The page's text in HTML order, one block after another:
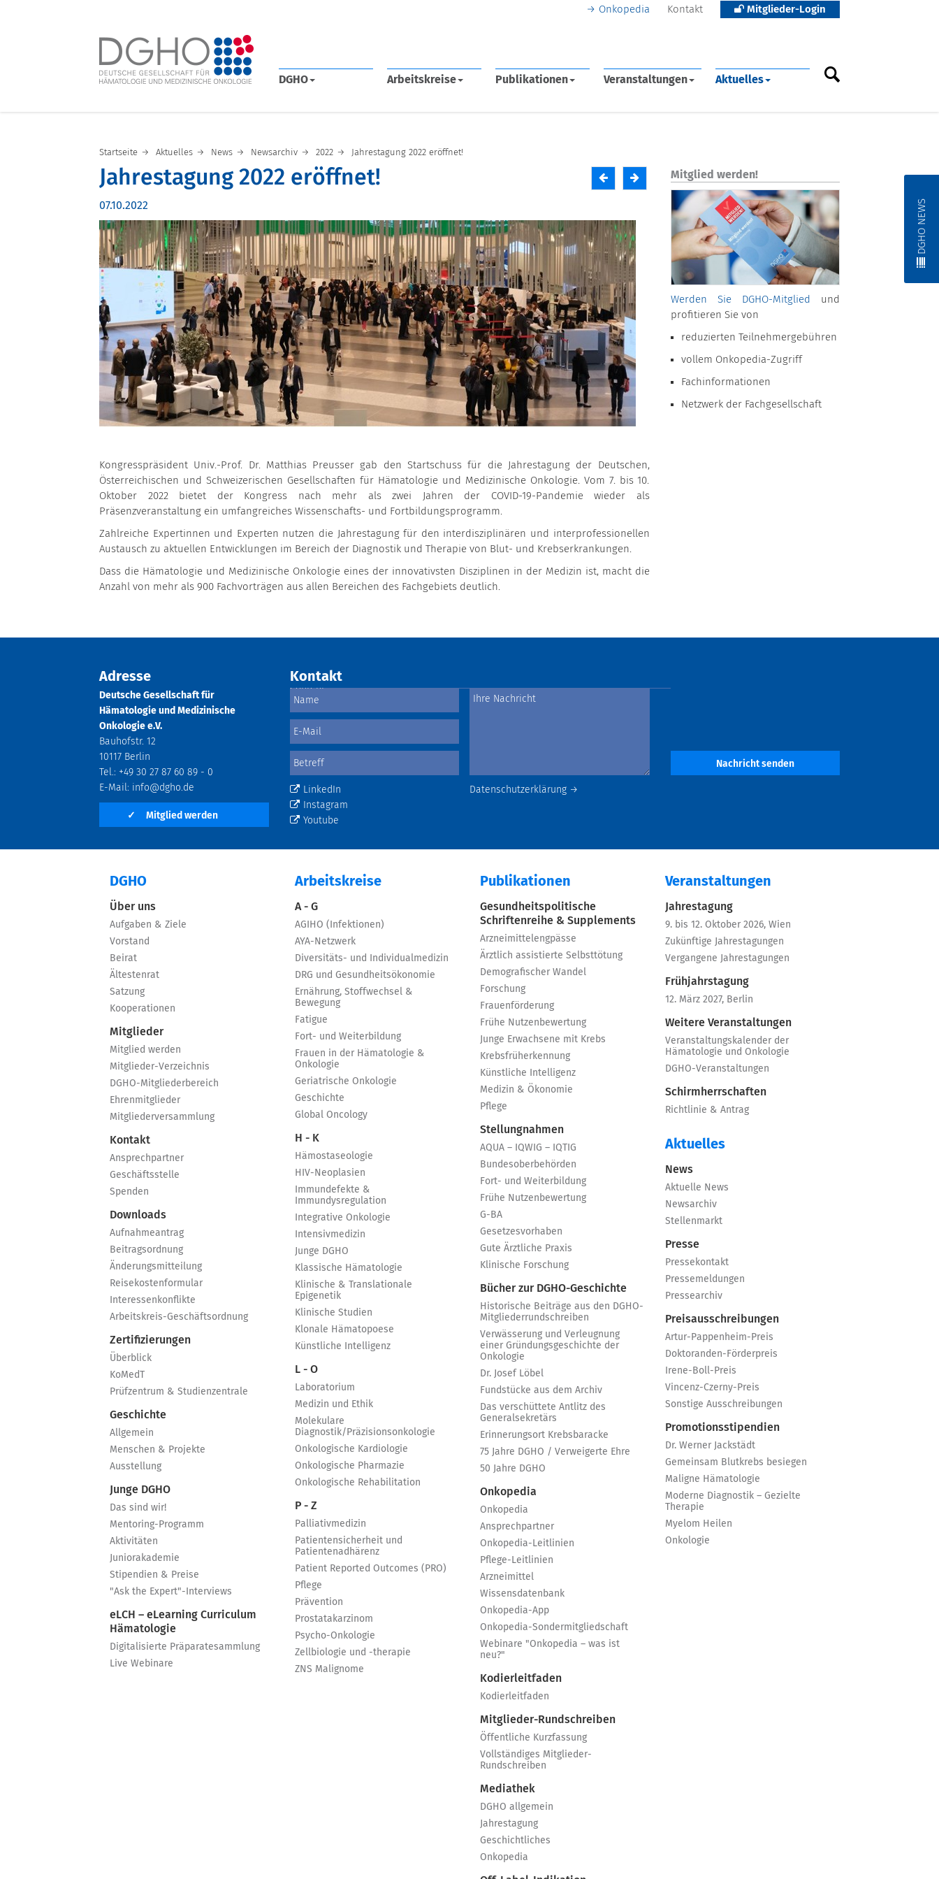
Onkopedia Kontakt Mitglieder-Login
DGHO Arbeitskreise Publikationen Veranstaltungen Aktuelles
DGHO NEWS
Startseite Aktuelles News Newsarchiv 2022 Jahrestagung 2022 eröffnet!
Jahrestagung 2022 eröffnet!
07.10.2022
Kongresspräsident Univ.-Prof. Dr. Matthias Preusser gab den Startschuss für die Jahrestagung der Deutschen,
Österreichischen und Schweizerischen Gesellschaften für Hämatologie und Medizinische Onkologie. Vom 7. bis 10.
Oktober 2022 bietet der Kongress nach mehr als zwei Jahren der COVID-19-Pandemie wieder als
Präsenzveranstaltung ein umfangreiches Wissenschafts- und Fortbildungsprogramm.
Zahlreiche Expertinnen und Experten nutzen die Jahrestagung für den interdisziplinären und interprofessionellen
Austausch zu aktuellen Entwicklungen im Bereich der Diagnostik und Therapie von Blut- und Krebserkrankungen.
Dass die Hämatologie und Medizinische Onkologie eines der innovativsten Disziplinen in der Medizin ist, macht die
Anzahl von mehr als 900 Fachvorträgen aus allen Bereichen des Fachgebiets deutlich.
Mitglied werden!
Werden Sie DGHO-Mitglied
und
profitieren Sie von
reduzierten Teilnehmergebühren
vollem Onkopedia-Zugriff
Fachinformationen
Netzwerk der Fachgesellschaft
Adresse
Deutsche Gesellschaft für
Hämatologie und Medizinische
Onkologie e.V.
Bauhofstr. 12
10117 Berlin
Tel.: +49 30 27 87 60 89 - 0
E-Mail: info@dgho.de
✓ Mitglied werden
Kontakt
Datenschutzerklärung →
LinkedIn
Instagram
Youtube
Nachricht senden
DGHO
Über uns
Aufgaben & Ziele
Vorstand
Beirat
Ältestenrat
Satzung
Kooperationen
Mitglieder
Mitglied werden
Mitglieder-Verzeichnis
DGHO-Mitgliederbereich
Ehrenmitglieder
Mitgliederversammlung
Kontakt
Ansprechpartner
Geschäftsstelle
Spenden
Downloads
Aufnahmeantrag
Beitragsordnung
Änderungsmitteilung
Reisekostenformular
Interessenkonflikte
Arbeitskreis-Geschäftsordnung
Zertifizierungen
Überblick
KoMedT
Prüfzentrum & Studienzentrale
Geschichte
Allgemein
Menschen & Projekte
Ausstellung
Junge DGHO
Das sind wir!
Mentoring-Programm
Aktivitäten
Juniorakademie
Stipendien & Preise
"Ask the Expert"-Interviews
eLCH – eLearning Curriculum
Hämatologie
Digitalisierte Präparatesammlung
Live Webinare
Arbeitskreise
A - G
AGIHO (Infektionen)
AYA-Netzwerk
Diversitäts- und Individualmedizin
DRG und Gesundheitsökonomie
Ernährung, Stoffwechsel &
Bewegung
Fatigue
Fort- und Weiterbildung
Frauen in der Hämatologie &
Onkologie
Geriatrische Onkologie
Geschichte
Global Oncology
H - K
Hämostaseologie
HIV-Neoplasien
Immundefekte &
Immundysregulation
Integrative Onkologie
Intensivmedizin
Junge DGHO
Klassische Hämatologie
Klinische & Translationale
Epigenetik
Klinische Studien
Klonale Hämatopoese
Künstliche Intelligenz
L - O
Laboratorium
Medizin und Ethik
Molekulare
Diagnostik/Präzisionsonkologie
Onkologische Kardiologie
Onkologische Pharmazie
Onkologische Rehabilitation
P - Z
Palliativmedizin
Patientensicherheit und
Patientenadhärenz
Patient Reported Outcomes (PRO)
Pflege
Prävention
Prostatakarzinom
Psycho-Onkologie
Zellbiologie und -therapie
ZNS Malignome
Publikationen
Gesundheitspolitische
Schriftenreihe & Supplements
Arzneimittelengpässe
Ärztlich assistierte Selbsttötung
Demografischer Wandel
Forschung
Frauenförderung
Frühe Nutzenbewertung
Junge Erwachsene mit Krebs
Krebsfrüherkennung
Künstliche Intelligenz
Medizin & Ökonomie
Pflege
Stellungnahmen
AQUA – IQWIG – IQTIG
Bundesoberbehörden
Fort- und Weiterbildung
Frühe Nutzenbewertung
G-BA
Gesetzesvorhaben
Gute Ärztliche Praxis
Klinische Forschung
Bücher zur DGHO-Geschichte
Historische Beiträge aus den DGHO-
Mitgliederrundschreiben
Verwässerung und Verleugnung
einer Gründungsgeschichte der
Onkologie
Dr. Josef Löbel
Fundstücke aus dem Archiv
Das verschüttete Antlitz des
Generalsekretärs
Erinnerungsort Krebsbaracke
75 Jahre DGHO / Verweigerte Ehre
50 Jahre DGHO
Onkopedia
Onkopedia
Ansprechpartner
Onkopedia-Leitlinien
Pflege-Leitlinien
Arzneimittel
Wissensdatenbank
Onkopedia-App
Onkopedia-Sondermitgliedschaft
Webinare "Onkopedia – was ist
neu?"
Kodierleitfaden
Kodierleitfaden
Mitglieder-Rundschreiben
Öffentliche Kurzfassung
Vollständiges Mitglieder-
Rundschreiben
Mediathek
DGHO allgemein
Jahrestagung
Geschichtliches
Onkopedia
Veranstaltungen
Jahrestagung
9. bis 12. Oktober 2026, Wien
Zukünftige Jahrestagungen
Vergangene Jahrestagungen
Frühjahrstagung
12. März 2027, Berlin
Weitere Veranstaltungen
Veranstaltungskalender der
Hämatologie und Onkologie
DGHO-Veranstaltungen
Schirmherrschaften
Richtlinie & Antrag
Aktuelles
News
Aktuelle News
Newsarchiv
Stellenmarkt
Presse
Pressekontakt
Pressemeldungen
Pressearchiv
Preisausschreibungen
Artur-Pappenheim-Preis
Doktoranden-Förderpreis
Irene-Boll-Preis
Vincenz-Czerny-Preis
Sonstige Ausschreibungen
Promotionsstipendien
Dr. Werner Jackstädt
Gemeinsam Blutkrebs besiegen
Maligne Hämatologie
Moderne Diagnostik – Gezielte
Therapie
Myelom Heilen
Onkologie